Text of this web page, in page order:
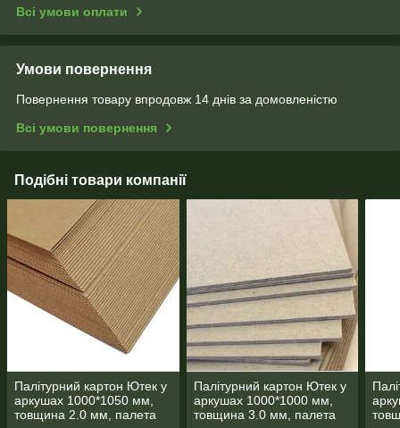
Всі умови оплати
Умови повернення
Повернення товару впродовж 14 днів за домовленістю
Всі умови повернення
Подібні товари компанії
Палітурний картон Ютек у
аркушах 1000*1050 мм,
товщина 2.0 мм, палета
Палітурний картон Ютек у
аркушах 1000*1000 мм,
товщина 3.0 мм, палета